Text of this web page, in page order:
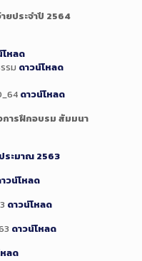
ยประจำปี 2564
โหลด
รม ดาวน์โหลด
ดาวน์โหลด
การฝึกอบรม สัมมนา
ระมาณ 2563
วน์โหลด
ดาวน์โหลด
ดาวน์โหลด
ลด